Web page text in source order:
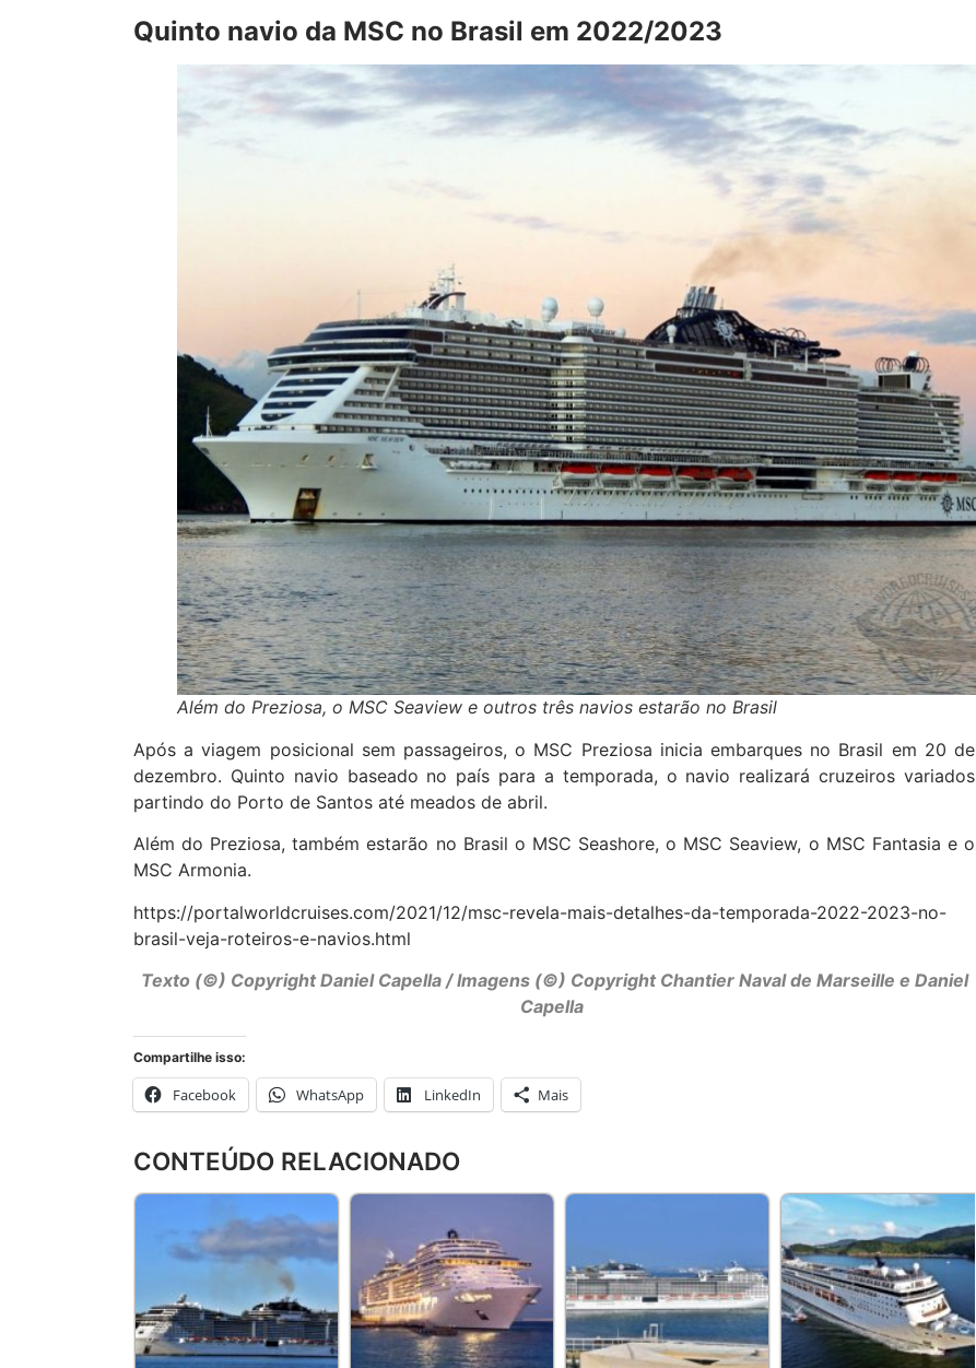
Quinto navio da MSC no Brasil em 2022/2023
Além do Preziosa, o MSC Seaview e outros três navios estarão no Brasil
Após a viagem posicional sem passageiros, o MSC Preziosa inicia embarques no Brasil em 20 de
dezembro. Quinto navio baseado no país para a temporada, o navio realizará cruzeiros variados
partindo do Porto de Santos até meados de abril.
Além do Preziosa, também estarão no Brasil o MSC Seashore, o MSC Seaview, o MSC Fantasia e o
MSC Armonia.
https://portalworldcruises.com/2021/12/msc-revela-mais-detalhes-da-temporada-2022-2023-no-
brasil-veja-roteiros-e-navios.html
Texto (©) Copyright Daniel Capella / Imagens (©) Copyright Chantier Naval de Marseille e Daniel
Capella
Compartilhe isso:
Facebook WhatsApp LinkedIn Mais
CONTEÚDO RELACIONADO